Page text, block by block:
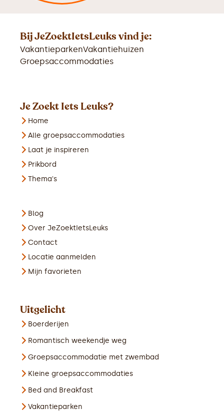
Bij JeZoektIetsLeuks vind je:
VakantieparkenVakantiehuizen
Groepsaccommodaties
Je Zoekt Iets Leuks?
Home
Alle groepsaccommodaties
Laat je inspireren
Prikbord
Thema's
Blog
Over JeZoektIetsLeuks
Contact
Locatie aanmelden
Mijn favorieten
Uitgelicht
Boerderijen
Romantisch weekendje weg
Groepsaccommodatie met zwembad
Kleine groepsaccommodaties
Bed and Breakfast
Vakantieparken